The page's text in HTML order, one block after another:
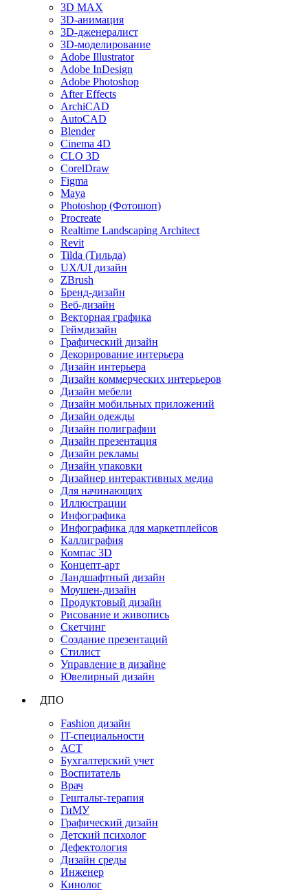
3D MAX
3D-анимация
3D-дженералист
3D-моделирование
Adobe Illustrator
Adobe InDesign
Adobe Photoshop
After Effects
ArchiCAD
AutoCAD
Blender
Cinema 4D
CLO 3D
CorelDraw
Figma
Maya
Photoshop (Фотошоп)
Procreate
Realtime Landscaping Architect
Revit
Tilda (Тильда)
UX/UI дизайн
ZBrush
Бренд-дизайн
Веб-дизайн
Векторная графика
Геймдизайн
Графический дизайн
Декорирование интерьера
Дизайн интерьера
Дизайн коммерческих интерьеров
Дизайн мебели
Дизайн мобильных приложений
Дизайн одежды
Дизайн полиграфии
Дизайн презентация
Дизайн рекламы
Дизайн упаковки
Дизайнер интерактивных медиа
Для начинающих
Иллюстрации
Инфографика
Инфографика для маркетплейсов
Каллиграфия
Компас 3D
Концепт-арт
Ландшафтный дизайн
Моушен-дизайн
Продуктовый дизайн
Рисование и живопись
Скетчинг
Создание презентаций
Стилист
Управление в дизайне
Ювелирный дизайн
ДПО
Fashion дизайн
IT-специальности
АСТ
Бухгалтерский учет
Воспитатель
Врач
Гештальт-терапия
ГиМУ
Графический дизайн
Детский психолог
Дефектология
Дизайн среды
Инженер
Кинолог